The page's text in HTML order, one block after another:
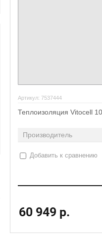
Артикул: 7537444
Теплоизоляция Vitocell
Производитель
Добавить к сравнению
60 949 р.